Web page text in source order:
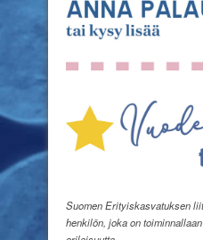
Suomen Erityiskasvatuksen
henkilön, joka on